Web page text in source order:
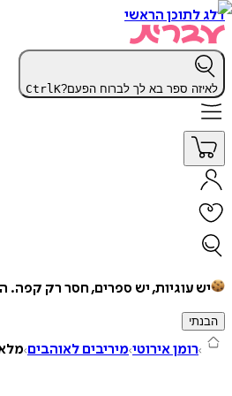
דלג לתוכן הראשי
לאיזה ספר בא לך לברוח הפעם? CtrlK
יש עוגיות, יש ספרים, חסר רק קפה.
הבנתי
רומן אירוטי מיריבים לאוהבים מלאכי